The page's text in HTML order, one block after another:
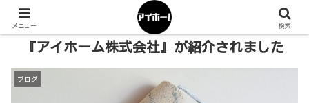
『アイホーム株式会社』が紹介されました
ブログ
メニュー 検索